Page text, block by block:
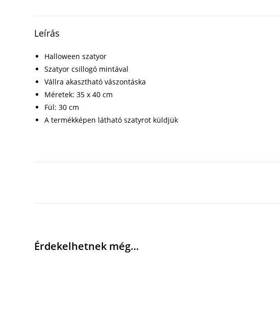
Leírás
Halloween szatyor
Szatyor csillogó mintával
Vállra akasztható vászontáska
Méretek: 35 x 40 cm
Fül: 30 cm
A termékképen látható szatyrot küldjük
Érdekelhetnek még…